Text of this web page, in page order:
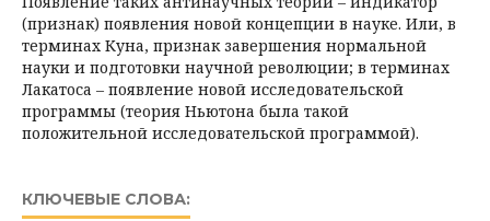
(признак) появления новой концепции в науке. Или, в
терминах Куна, признак завершения нормальной
науки и подготовки научной революции; в терминах
Лакатоса – появление новой исследовательской
программы (теория Ньютона была такой
положительной исследовательской программой).
КЛЮЧЕВЫЕ СЛОВА: